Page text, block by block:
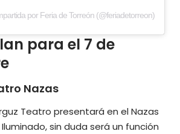
por Feria de Torreón (@feriadetorreon)
para el 7 de
Nazas
Teatro presentará en el Nazas
sin duda será un función